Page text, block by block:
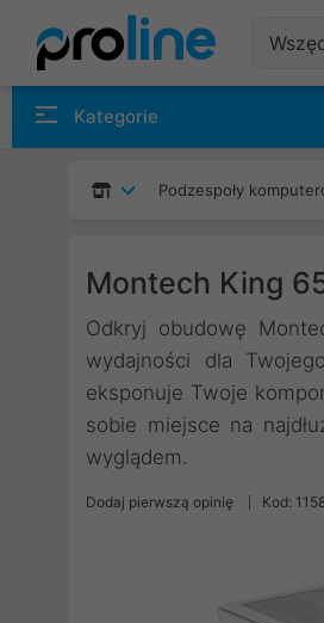
Kategorie
Podzespoły
Montech King
Odkryj obudowę
wydajności dla
eksponuje Twoje
sobie miejsce na
wyglądem.
Dodaj pierwszą opinię Kod: